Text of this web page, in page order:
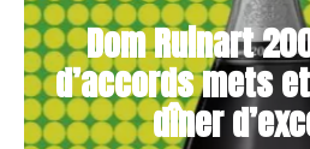
Dom Ruinart
d’accords mets
dîner